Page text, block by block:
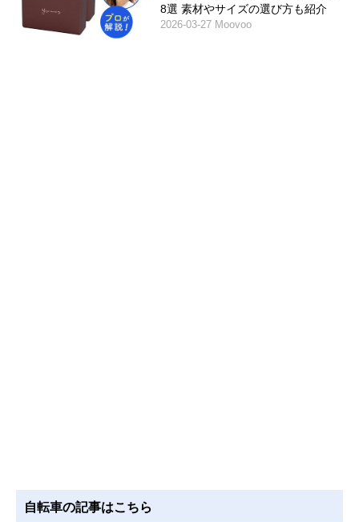
8選 素材やサイズの選び方も紹介
2026-03-27 Moovoo
自転車の記事はこちら